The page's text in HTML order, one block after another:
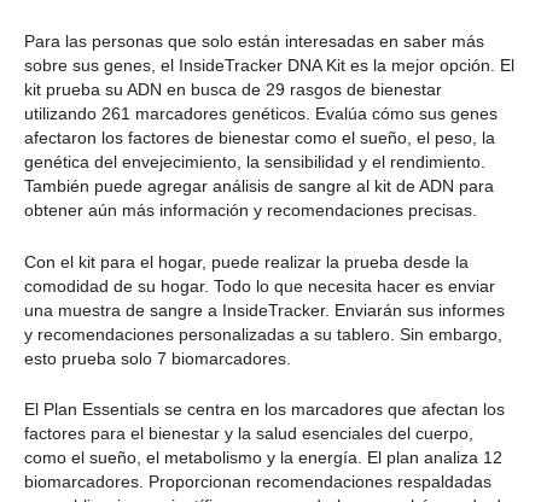
Para las personas que solo están interesadas en saber más
sobre sus genes, el InsideTracker DNA Kit es la mejor opción. El
kit prueba su ADN en busca de 29 rasgos de bienestar
utilizando 261 marcadores genéticos. Evalúa cómo sus genes
afectaron los factores de bienestar como el sueño, el peso, la
genética del envejecimiento, la sensibilidad y el rendimiento.
También puede agregar análisis de sangre al kit de ADN para
obtener aún más información y recomendaciones precisas.
Con el kit para el hogar, puede realizar la prueba desde la
comodidad de su hogar. Todo lo que necesita hacer es enviar
una muestra de sangre a InsideTracker. Enviarán sus informes
y recomendaciones personalizadas a su tablero. Sin embargo,
esto prueba solo 7 biomarcadores.
El Plan Essentials se centra en los marcadores que afectan los
factores para el bienestar y la salud esenciales del cuerpo,
como el sueño, el metabolismo y la energía. El plan analiza 12
biomarcadores. Proporcionan recomendaciones respaldadas